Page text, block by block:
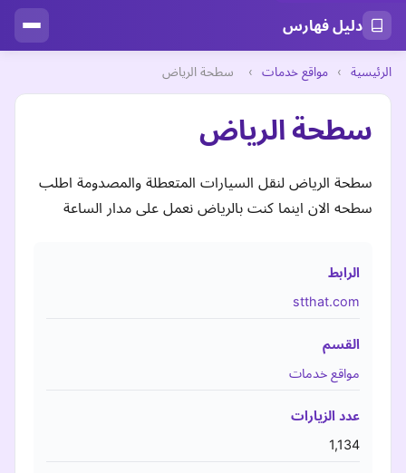
دليل فهارس
الرئيسية › مواقع خدمات › سطحة الرياض
سطحة الرياض
سطحة الرياض لنقل السيارات المتعطلة والمصدومة اطلب
سطحه الان اينما كنت بالرياض نعمل على مدار الساعة
الرابط
stthat.com
القسم
مواقع خدمات
عدد الزيارات
1,134